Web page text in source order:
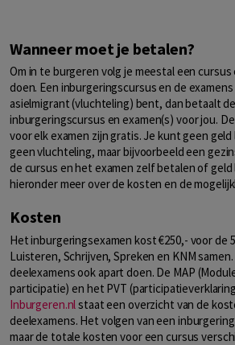
Wanneer moet je betalen?
Om in te burgeren volg je meestal een
doen. Een inburgeringscursus en de
asielmigrant (vluchteling) bent, dan betaalt
inburgeringscursus en examen(s) voor jou.
voor elk examen zijn gratis. Je kunt geen geld
geen vluchteling, maar bijvoorbeeld een
de cursus en het examen zelf betalen of geld
hieronder meer over de kosten en de
Kosten
Het inburgeringsexamen kost €250,- voor de
Luisteren, Schrijven, Spreken en KNM
deelexamens ook apart doen. De MAP
participatie) en het PVT
Inburgeren.nl staat een overzicht van de
deelexamens. Het volgen van een
maar de totale kosten voor een cursus